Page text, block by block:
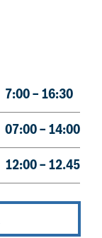
7:00 – 16:30
07:00 – 14:00
12:00 – 12.45